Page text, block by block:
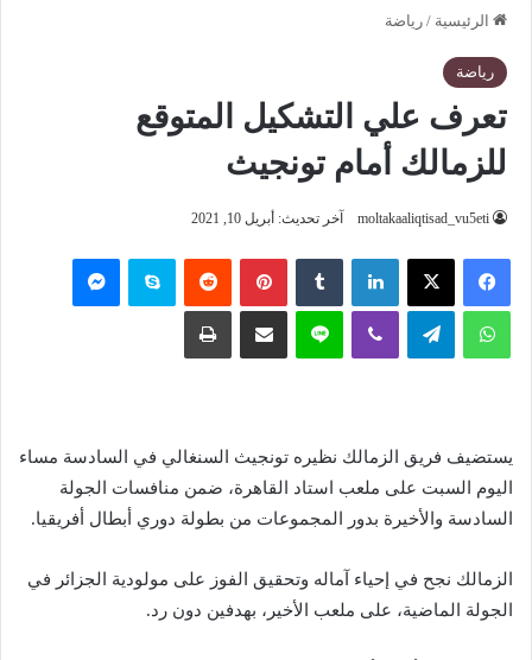
الرئيسية / رياضة
رياضة
تعرف علي التشكيل المتوقع
للزمالك أمام تونجيث
moltakaaliqtisad_vu5eti آخر تحديث: أبريل 10, 2021
فيسبوك ‫X لينكدإن بينتيريست سكايب
واتساب تيلقرام لاين
يستضيف فريق الزمالك نظيره تونجيث السنغالي في السادسة مساء
اليوم السبت على ملعب استاد القاهرة، ضمن منافسات الجولة
السادسة والأخيرة بدور المجموعات من بطولة دوري أبطال أفريقيا.
الزمالك نجح في إحياء آماله وتحقيق الفوز على مولودية الجزائر في
الجولة الماضية، على ملعب الأخير، بهدفين دون رد.